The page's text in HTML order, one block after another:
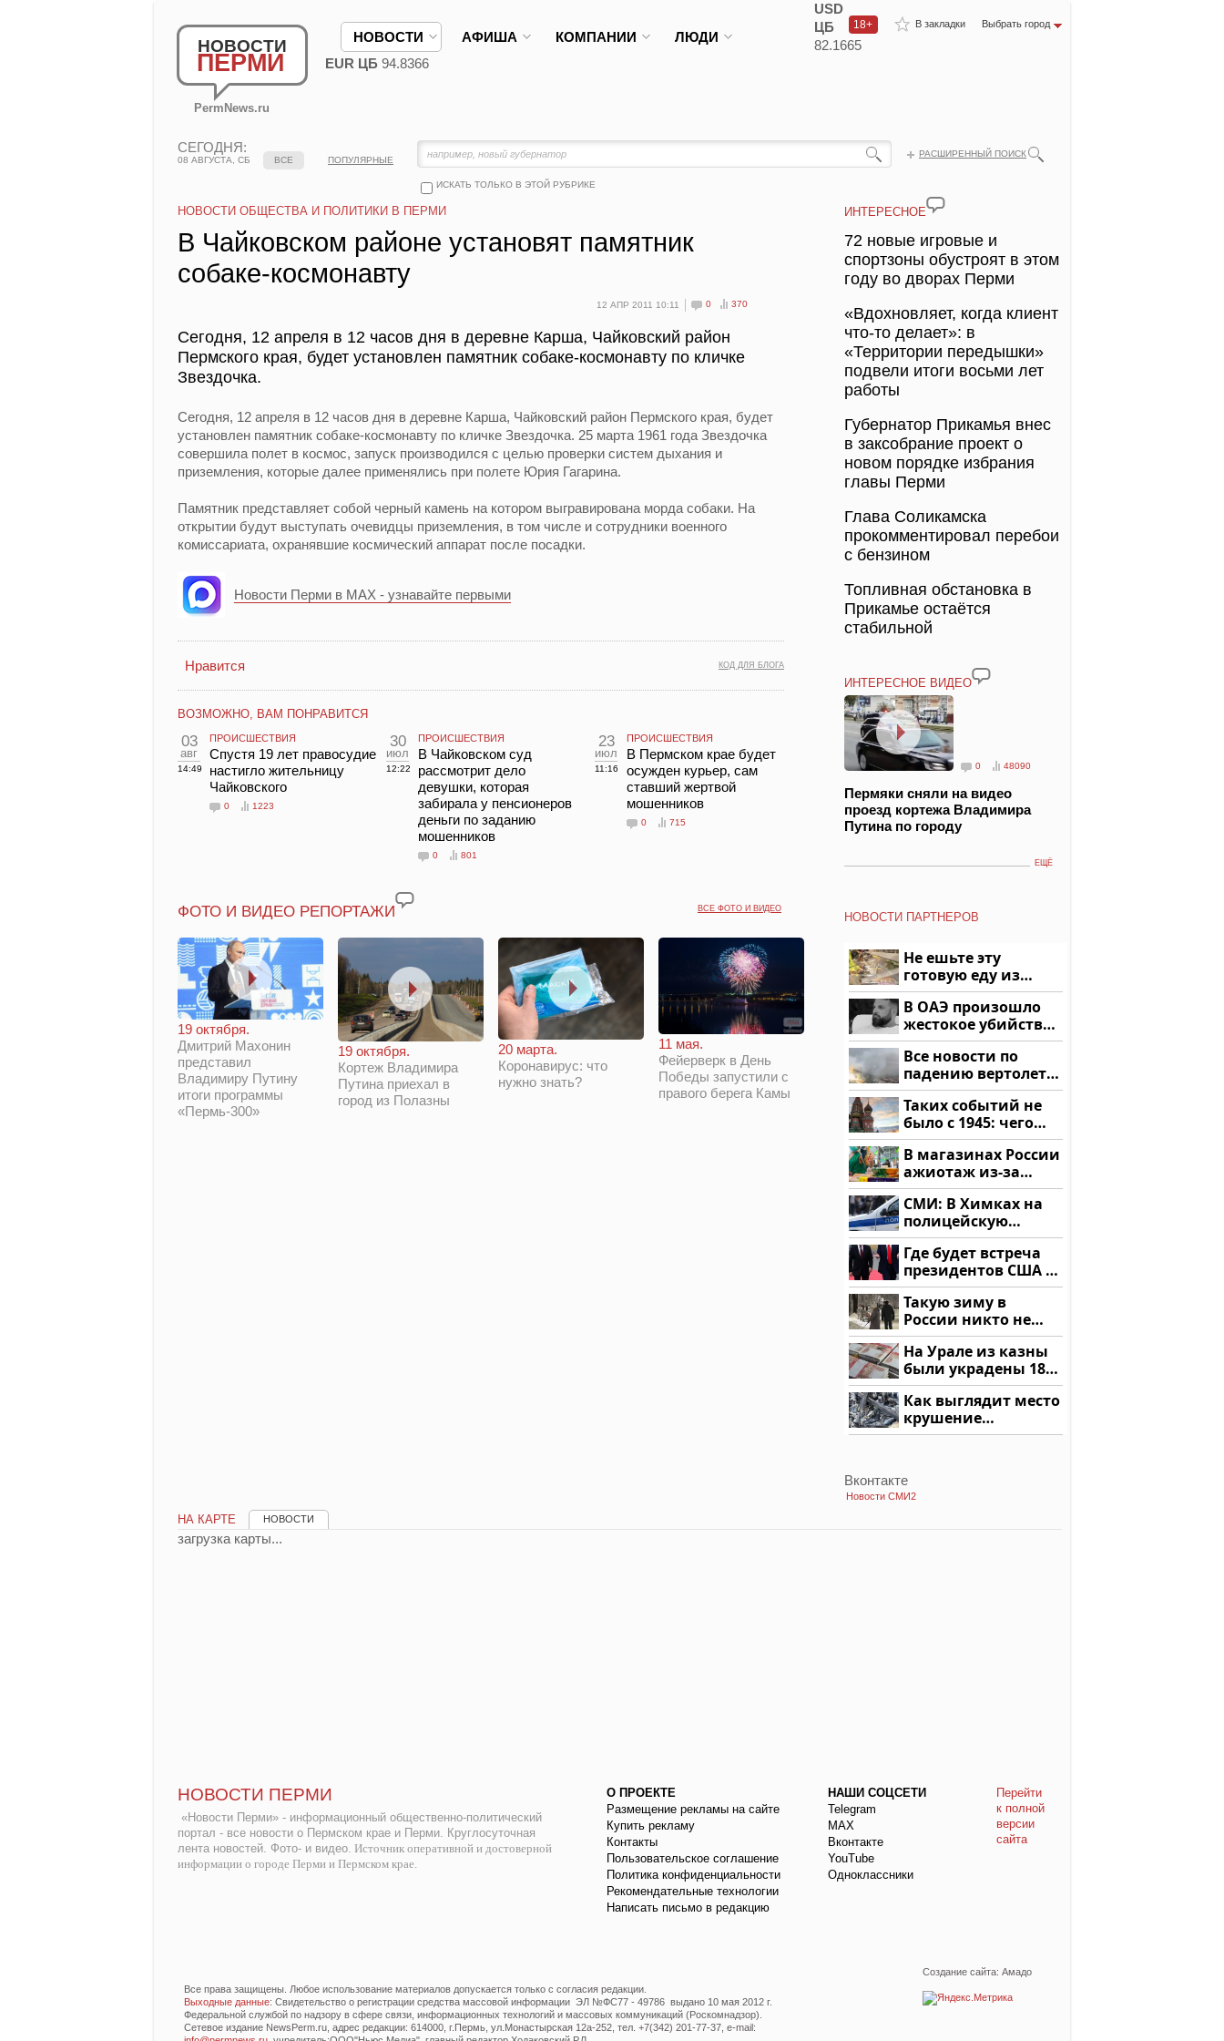
НОВОСТИ
ПЕРМИ
PermNews.ru
В закладки Выбрать город
18+
НОВОСТИ АФИША КОМПАНИИ ЛЮДИ
USD
ЦБ
82.1665
EUR ЦБ 94.8366
СЕГОДНЯ:
08 АВГУСТА, СБ
РАСШИРЕННЫЙ ПОИСК
ИСКАТЬ ТОЛЬКО В ЭТОЙ РУБРИКЕ
ВСЕ ПОПУЛЯРНЫЕ
НОВОСТИ ОБЩЕСТВА И ПОЛИТИКИ В ПЕРМИ
В Чайковском районе установят памятник
собаке-космонавту
12 АПР 2011 10:11 0 370
Сегодня, 12 апреля в 12 часов дня в деревне Карша, Чайковский район
Пермского края, будет установлен памятник собаке-космонавту по кличке
Звездочка.
Сегодня, 12 апреля в 12 часов дня в деревне Карша, Чайковский район Пермского края, будет
установлен памятник собаке-космонавту по кличке Звездочка. 25 марта 1961 года Звездочка
совершила полет в космос, запуск производился с целью проверки систем дыхания и
приземления, которые далее применялись при полете Юрия Гагарина.
Памятник представляет собой черный камень на котором выгравирована морда собаки. На
открытии будут выступать очевидцы приземления, в том числе и сотрудники военного
комиссариата, охранявшие космический аппарат после посадки.
Новости Перми в MAX - узнавайте первыми
КОД ДЛЯ БЛОГА
Нравится
ВОЗМОЖНО, ВАМ ПОНРАВИТСЯ
03
авг
14:49
ПРОИСШЕСТВИЯ
Спустя 19 лет правосудие
настигло жительницу
Чайковского
0 1223
30
июл
12:22
ПРОИСШЕСТВИЯ
В Чайковском суд
рассмотрит дело
девушки, которая
забирала у пенсионеров
деньги по заданию
мошенников
0 801
23
июл
11:16
ПРОИСШЕСТВИЯ
В Пермском крае будет
осужден курьер, сам
ставший жертвой
мошенников
0 715
ВСЕ ФОТО И ВИДЕО
ФОТО И ВИДЕО РЕПОРТАЖИ
19 октября.
Дмитрий Махонин
представил
Владимиру Путину
итоги программы
«Пермь-300»
19 октября.
Кортеж Владимира
Путина приехал в
город из Полазны
20 марта.
Коронавирус: что
нужно знать?
11 мая.
Фейерверк в День
Победы запустили с
правого берега Камы
ИНТЕРЕСНОЕ
72 новые игровые и
спортзоны обустроят в этом
году во дворах Перми
«Вдохновляет, когда клиент
что-то делает»: в
«Территории передышки»
подвели итоги восьми лет
работы
Губернатор Прикамья внес
в заксобрание проект о
новом порядке избрания
главы Перми
Глава Соликамска
прокомментировал перебои
с бензином
Топливная обстановка в
Прикамье остаётся
стабильной
ИНТЕРЕСНОЕ ВИДЕО
0 48090
Пермяки сняли на видео
проезд кортежа Владимира
Путина по городу
ЕЩЁ
НОВОСТИ ПАРТНЕРОВ
Не ешьте эту
готовую еду из
магазина: список
В ОАЭ произошло
жестокое убийство
криптомиллионера
Все новости по
падению вертолета
на Кавказе: читать
здесь
Таких событий не
было с 1945: чего
ждать всем нам?
В магазинах России
ажиотаж из-за
этого продукта: что
купить?
СМИ: В Химках на
полицейскую
машину напали и
подожгли.
Где будет встреча
президентов США и
России: Европа?
Такую зиму в
России никто не
ждал: как так?!
На Урале из казны
были украдены 18
миллионов рублей
Как выглядит место
крушение
вертолета на
Вконтакте
Новости СМИ2
НА КАРТЕ НОВОСТИ
загрузка карты...
НОВОСТИ ПЕРМИ
«Новости Перми» - информационный общественно-политический
портал - все новости о Пермском крае и Перми. Круглосуточная
лента новостей. Фото- и видео. Источник оперативной и достоверной
информации о городе Перми и Пермском крае.
О ПРОЕКТЕ
Размещение рекламы на сайте
Купить рекламу
Контакты
Пользовательское соглашение
Политика конфиденциальности
Рекомендательные технологии
Написать письмо в редакцию
НАШИ СОЦСЕТИ
Telegram
МАХ
Вконтакте
YouTube
Одноклассники
Перейти
к полной
версии
сайта
Создание сайта: Амадо
Все права защищены. Любое использование материалов допускается только с согласия редакции.
Выходные данные: Свидетельство о регистрации средства массовой информации ЭЛ №ФС77 - 49786 выдано 10 мая 2012 г.
Федеральной службой по надзору в сфере связи, информационных технологий и массовых коммуникаций (Роскомнадзор).
Сетевое издание NewsPerm.ru, адрес редакции: 614000, г.Пермь, ул.Монастырская 12а-252, тел. +7(342) 201-77-37, e-mail: